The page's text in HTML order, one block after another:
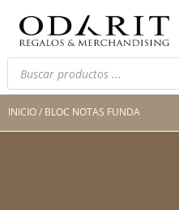
Búsqueda
de
productos
Búsqueda
productos
INICIO/ BLOC NOTAS FUNDA